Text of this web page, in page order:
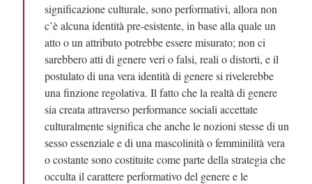
significazione culturale, sono performativi, allora non
c’è alcuna identità pre-esistente, in base alla quale un
atto o un attributo potrebbe essere misurato; non ci
sarebbero atti di genere veri o falsi, reali o distorti, e il
postulato di una vera identità di genere si rivelerebbe
una finzione regolativa. Il fatto che la realtà di genere
sia creata attraverso performance sociali accettate
culturalmente significa che anche le nozioni stesse di un
sesso essenziale e di una mascolinità o femminilità vera
o costante sono costituite come parte della strategia che
occulta il carattere performativo del genere e le